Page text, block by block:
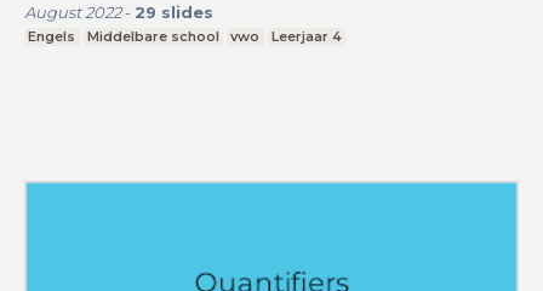
August 2022- 29 slides
Engels Middelbare school vwo Leerjaar 4